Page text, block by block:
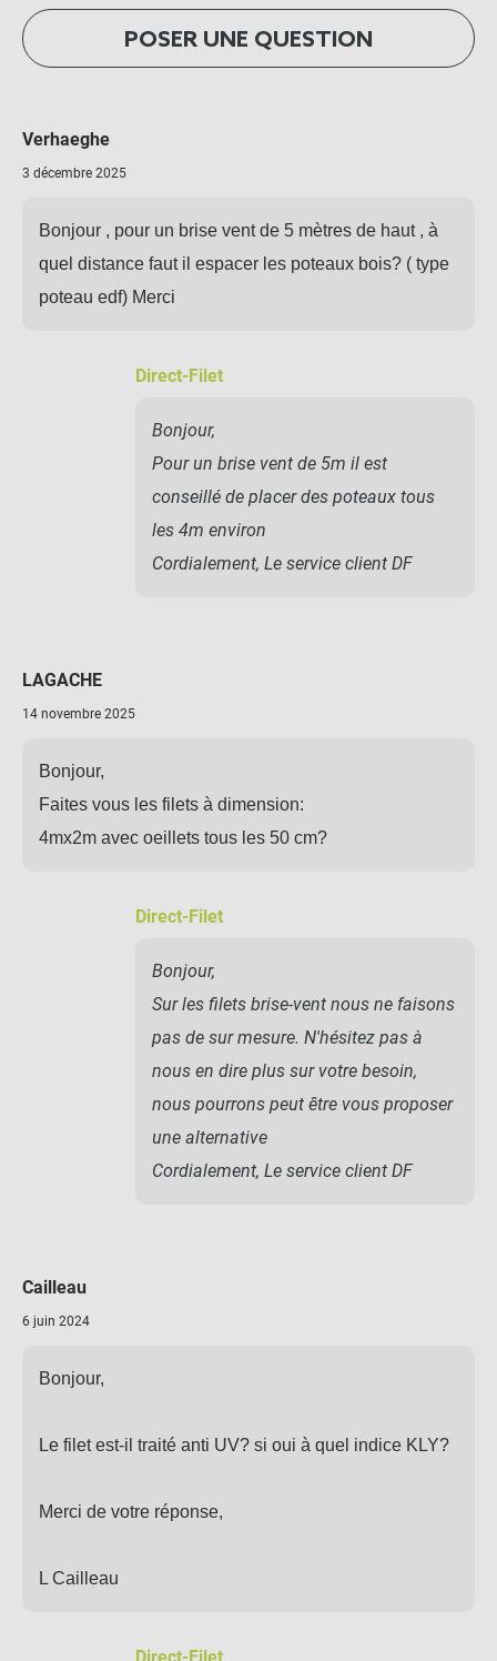
POSER UNE QUESTION
Verhaeghe
3 décembre 2025
Bonjour , pour un brise vent de 5 mètres de haut , à
quel distance faut il espacer les poteaux bois? ( type
poteau edf) Merci
Direct-Filet
Bonjour,
Pour un brise vent de 5m il est
conseillé de placer des poteaux tous
les 4m environ
Cordialement, Le service client DF
LAGACHE
14 novembre 2025
Bonjour,
Faites vous les filets à dimension:
4mx2m avec oeillets tous les 50 cm?
Direct-Filet
Bonjour,
Sur les filets brise-vent nous ne faisons
pas de sur mesure. N'hésitez pas à
nous en dire plus sur votre besoin,
nous pourrons peut être vous proposer
une alternative
Cordialement, Le service client DF
Cailleau
6 juin 2024
Bonjour,
Le filet est-il traité anti UV? si oui à quel indice KLY?
Merci de votre réponse,
L Cailleau